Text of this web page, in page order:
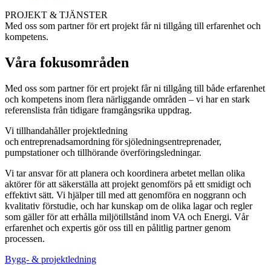
PROJEKT & TJÄNSTER
Med oss som partner för ert projekt får ni tillgång till erfarenhet och
kompetens.
Våra fokusområden
Med oss som partner för ert projekt får ni tillgång till både erfarenhet
och kompetens inom flera närliggande områden – vi har en stark
referenslista från tidigare framgångsrika uppdrag.
Vi tillhandahåller projektledning
och entreprenadsamordning för sjöledningsentreprenader,
pumpstationer och tillhörande överföringsledningar.
Vi tar ansvar för att planera och koordinera arbetet mellan olika
aktörer för att säkerställa att projekt genomförs på ett smidigt och
effektivt sätt. Vi hjälper till med att genomföra en noggrann och
kvalitativ förstudie, och har kunskap om de olika lagar och regler
som gäller för att erhålla miljötillstånd inom VA och Energi. Vår
erfarenhet och expertis gör oss till en pålitlig partner genom
processen.
Bygg- & projektledning